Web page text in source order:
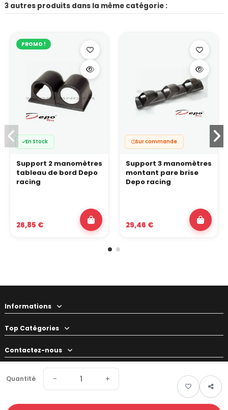
Quantité − +
3 autres produits dans la même catégorie :
PROMO !
En Stock
Support 2 manomètres
tableau de bord Depo
racing
26,85 €
Sur commande
Support 3 manomètres
montant pare brise
Depo racing
29,46 €
Informations
Top Catégories
Contactez-nous
Votre préparateur